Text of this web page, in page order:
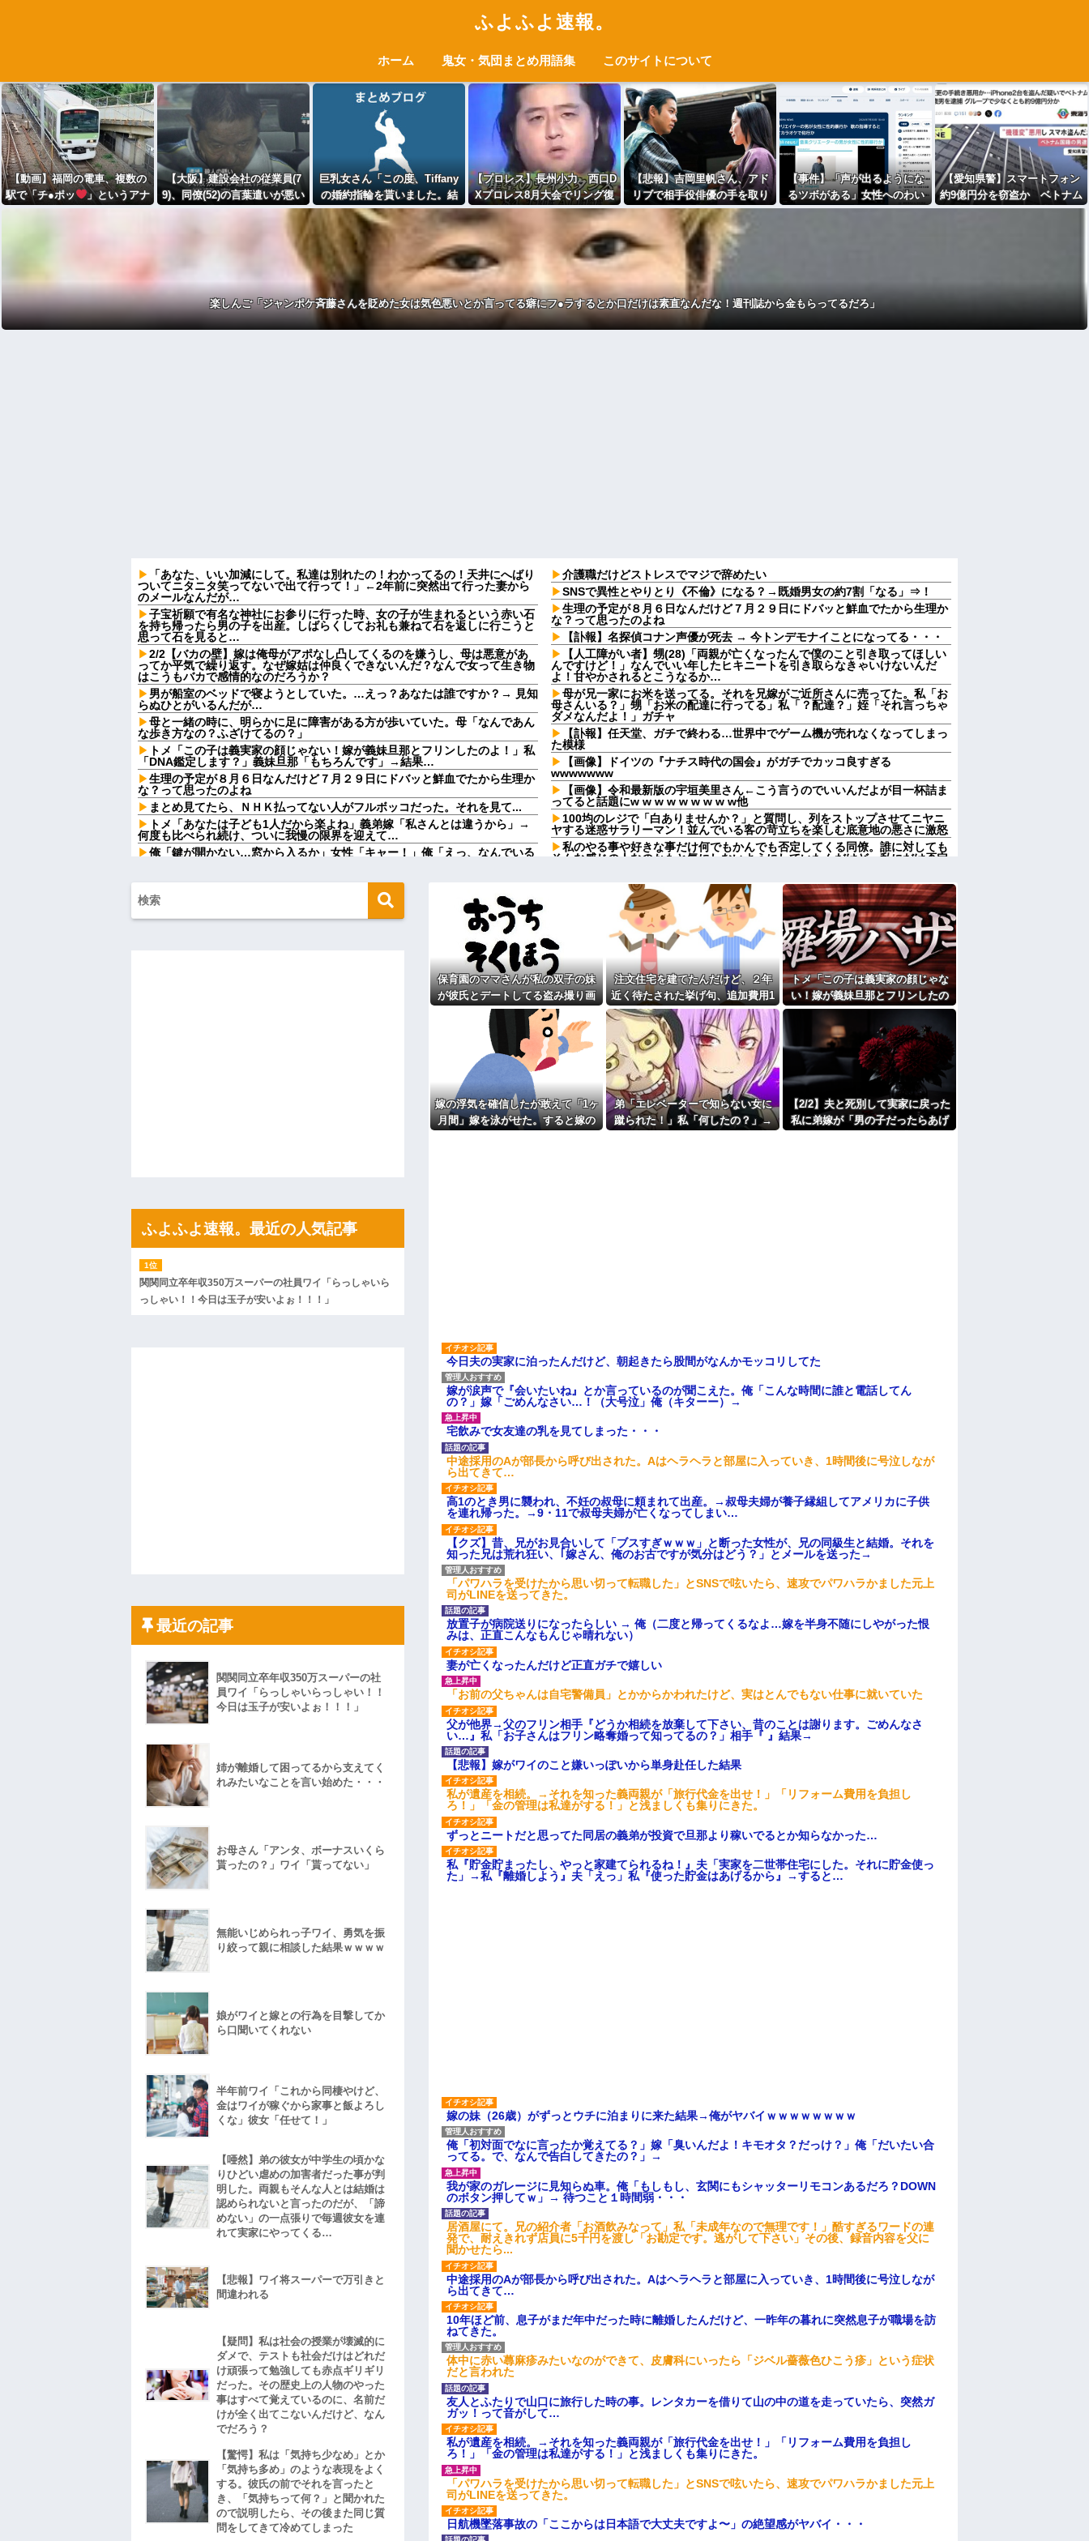
ふよふよ速報。
ホーム 鬼女・気団まとめ用語集 このサイトについて
【動画】福岡の電車、複数の
駅で「チ●ポッ
」というアナ
ウンスが流れ大騒ぎwwwwww
【大阪】建設会社の従業員(7
9)、同僚(52)の言葉遣いが悪い
という理由でクビに刃物を刺
巨乳女さん「この度、Tiffany
の婚約指輪を貰いました。結
婚しました。弱男息して
る？？」
【プロレス】長州小力 西口D
Xプロレス8月大会でリング復
帰 対戦相手はクロちゃん
道交法違反の疑いも不起訴に
【悲報】吉岡里帆さん、アド
リブで相手役俳優の手を取り
お胸に押し当てる（※画像あ
り）
【事件】「声が出るようにな
るツボがある」女性へのわい
せつな行為で音楽クリエイタ
【愛知県警】スマートフォン
約9億円分を窃盗か ベトナム
国籍の男を逮捕
楽しんご「ジャンポケ斉藤さんを貶めた女は気色悪いとか言ってる癖にフ●ラするとか口だけは素直なんだな！週刊誌から金もらってるだろ」
「あなた、いい加減にして。私達は別れたの！わかってるの！天井にへばり
ついてニタニタ笑ってないで出て行って！」←2年前に突然出て行った妻から
のメールなんだが…
子宝祈願で有名な神社にお参りに行った時、女の子が生まれるという赤い石
を持ち帰ったら男の子を出産。しばらくしてお礼も兼ねて石を返しに行こうと
思って石を見ると…
2/2【バカの壁】嫁は俺母がアポなし凸してくるのを嫌うし、母は悪意があ
ってか平気で繰り返す。なぜ嫁姑は仲良くできないんだ？なんで女って生き物
はこうもバカで感情的なのだろうか？
男が船室のベッドで寝ようとしていた。…えっ？あなたは誰ですか？→ 見知
らぬひとがいるんだが…
母と一緒の時に、明らかに足に障害がある方が歩いていた。母「なんであん
な歩き方なの？ふざけてるの？」
トメ「この子は義実家の顔じゃない！嫁が義妹旦那とフリンしたのよ！」私
「DNA鑑定します？」義妹旦那「もちろんです」→結果…
生理の予定が８月６日なんだけど７月２９日にドバッと鮮血でたから生理か
な？って思ったのよね
まとめ見てたら、ＮＨＫ払ってない人がフルボッコだった。それを見て...
トメ「あなたは子ども1人だから楽よね」義弟嫁「私さんとは違うから」→
何度も比べられ続け、ついに我慢の限界を迎えて…
俺「鍵が開かない…窓から入るか」女性「キャー！」俺「えっ、なんでいる
従妹が現行犯逮捕された。従妹はYouTubeの企画をマネをして「別れさせご
っこ」をしており...
姉「下着に違和感がある！イタズラしたでしょ！？」俺「してないよ」←姉
が寝ている間にイタズラしたと勘違いされているのだが・・・
【画像】お前らこの超美人容疑者が、整形か否か判定して！！→画像がこち
【画像】俺たちの姫、佳子さまのお気に入りのドレスがこちらです←コレは
【画像】チー牛が好きなコンテンツ一覧wwwwwwwwwww
三児のパパ『父さんな、動画編集で食っていこうと思うんだ』→結果
【画像】令和最新版の宇垣美里さん←こう言うのでいいんだよが目一杯詰ま
【人工障がい者】 甥(28)「両親が亡くなったんで僕のこと引き取ってほしい
んですけど！」なんでいい年したヒキニートを引き取らなきゃいけないんだ...
ハードオフに売っていた4万4000円のフィギュアがヤバすぎるｗｗｗｗｗｗ
私「ちょっと、人の家の金庫触らないでよ！」キチママ『そこに金庫があっ
たから、開けてみようとしただけ☆』義兄「泥は出てけ！二度と来るな！」結
【ネット騒然】惨殺されたタワマン頂き女子のこの動画、すげえええええｗ
【愕然】白のクラウン俺氏、高速道路左車線を制限速度で走った結果
wwwwwwwwwwww
百年の恋12-899 食べた量を張り合ってくる
【悲報】佐藤輝明・・・２軍でも盛大にやらかす←あまり悲しませないでく
介護職だけどストレスでマジで辞めたい
SNSで異性とやりとり《不倫》になる？→既婚男女の約7割「なる」⇒！
生理の予定が８月６日なんだけど７月２９日にドバッと鮮血でたから生理か
な？って思ったのよね
【訃報】名探偵コナン声優が死去 → 今トンデモナイことになってる・・・
【人工障がい者】甥(28)「両親が亡くなったんで僕のこと引き取ってほしい
んですけど！」なんでいい年したヒキニートを引き取らなきゃいけないんだ
よ！甘やかされるとこうなるか…
母が兄一家にお米を送ってる。それを兄嫁がご近所さんに売ってた。私「お
母さんいる？」甥「お米の配達に行ってる」私「？配達？」姪「それ言っちゃ
ダメなんだよ！」ガチャ
【訃報】任天堂、ガチで終わる…世界中でゲーム機が売れなくなってしまっ
た模様
【画像】ドイツの『ナチス時代の国会』がガチでカッコ良すぎる
wwwwwww
【画像】令和最新版の宇垣美里さん←こう言うのでいいんだよが目一杯詰ま
ってると話題にw w w w w w w w w他
100均のレジで「白ありませんか？」と質問し、列をストップさせてニヤニ
ヤする迷惑サラリーマン！並んでいる客の苛立ちを楽しむ底意地の悪さに激怒
私のやる事や好きな事だけ何でもかんでも否定してくる同僚。誰に対しても
そんな感じの人なのかもと気にしないようにしていたんだけど、私にだけ否定
息子嫁の歓迎もかねて奮発して特上寿司を注文→私達のお寿司と、息子嫁の
お寿司の箱の中身が明らかに違う。息子「嫁いびりか！ふざけるな！」私（確
かに特上4人前頼んだのに何故？）
100均のレジで「白ありませんか？」と質問し、列をストップさせてニヤニ
ヤする迷惑サラリーマン！並んでいる客の苛立ちを楽しむ底意地の悪さに激怒
飲酒強要・スーパーで盗み・反社自慢の毒叔母一家。法事でも虚偽の金銭要
求と暴力で脅されトラウマに…祖母の死をきっかけに恐怖の親戚と「永久絶
縁」を決意←自分の身の安全を最優先にして大正解
ジャンポケ斉藤「同意があったんです。本当です。信じて下さい」 ←何で
この主張が通らないの？
盆正月に夫の実家に長時間滞在しなきゃいけないのが苦痛。私「貴方は私の
実家を早々に退散する。私もそうしていいはず」夫「それは男だから許される
こと。女は許されない」
同窓会で実験、「俺が青年実業家だったら女の子はどういう反応をするか」
【切実】夫に無理と言われた私の7年の無視生活、その理由がコレｗｗｗ
44歳無職です。精神科に通院中で生活保護を受けてます。妻に酷いことばか
りしたので離婚されそうです。「働くから」「心を入れ替えるから」と言って
も信じてもらえません。助けて
保育園のママさんが私の双子の妹
が彼氏とデートしてる盗み撮り画
像を見せて「あとはわかるよね？
とりあえず5万を家に持ってきて」
と脅してきた
注文住宅を建てたんだけど、２年
近く待たされた挙げ句、追加費用1
400万請求された。流石におかしい
よね？
トメ「この子は義実家の顔じゃな
い！嫁が義妹旦那とフリンしたの
よ！」私「DNA鑑定します？」義
妹旦那「もちろんです」→結果…
嫁の浮気を確信したが敢えて「1ヶ
月間」嫁を泳がせた。すると嫁の
弟「エレベーターで知らない女に
蹴られた！」私「何したの？」→
【2/2】夫と死別して実家に戻った
私に弟嫁が「男の子だったらあげ
今日夫の実家に泊ったんだけど、朝起きたら股間がなんかモッコリしてた
嫁が涙声で『会いたいね』とか言っているのが聞こえた。俺「こんな時間に誰と電話してん
の？」嫁「ごめんなさい…！（大号泣」俺（キターー）→
宅飲みで女友達の乳を見てしまった・・・
中途採用のAが部長から呼び出された。Aはヘラヘラと部屋に入っていき、1時間後に号泣しなが
ら出てきて…
高1のとき男に襲われ、不妊の叔母に頼まれて出産。→叔母夫婦が養子縁組してアメリカに子供
を連れ帰った。→9・11で叔母夫婦が亡くなってしまい…
【クズ】昔、兄がお見合いして「ブスすぎｗｗｗ」と断った女性が、兄の同級生と結婚。それを
知った兄は荒れ狂い、｢嫁さん、俺のお古ですが気分はどう？」とメールを送った→
「パワハラを受けたから思い切って転職した」とSNSで呟いたら、速攻でパワハラかました元上
司がLINEを送ってきた。
放置子が病院送りになったらしい → 俺（二度と帰ってくるなよ…嫁を半身不随にしやがった恨
みは、正直こんなもんじゃ晴れない）
妻が亡くなったんだけど正直ガチで嬉しい
「お前の父ちゃんは自宅警備員」とかからかわれたけど、実はとんでもない仕事に就いていた
父が他界→父のフリン相手『どうか相続を放棄して下さい、昔のことは謝ります。ごめんなさ
い…』私「お子さんはフリン略奪婚って知ってるの？」相手『 』結果→
【悲報】嫁がワイのこと嫌いっぽいから単身赴任した結果
私が遺産を相続。→それを知った義両親が「旅行代金を出せ！」「リフォーム費用を負担し
ろ！」「金の管理は私達がする！」と浅ましくも集りにきた。
ずっとニートだと思ってた同居の義弟が投資で旦那より稼いでるとか知らなかった…
私『貯金貯まったし、やっと家建てられるね！』夫「実家を二世帯住宅にした。それに貯金使っ
た」→私『離婚しよう』夫「えっ」私『使った貯金はあげるから』→すると…
嫁の妹（26歳）がずっとウチに泊まりに来た結果→俺がヤバイｗｗｗｗｗｗｗｗ
俺「初対面でなに言ったか覚えてる？」嫁「臭いんだよ！キモオタ？だっけ？」俺「だいたい合
ってる。で、なんで告白してきたの？」→
我が家のガレージに見知らぬ車。俺「もしもし、玄関にもシャッターリモコンあるだろ？DOWN
のボタン押してｗ」→ 待つこと１時間弱・・・
居酒屋にて。兄の紹介者「お酒飲みなって」私「未成年なので無理です！」酷すぎるワードの連
発で、耐えきれず店員に5千円を渡し「お勘定です。逃がして下さい」その後、録音内容を父に
聞かせたら...
中途採用のAが部長から呼び出された。Aはヘラヘラと部屋に入っていき、1時間後に号泣しなが
ら出てきて…
10年ほど前、息子がまだ年中だった時に離婚したんだけど、一昨年の暮れに突然息子が職場を訪
ねてきた。
体中に赤い蕁麻疹みたいなのができて、皮膚科にいったら「ジベル薔薇色ひこう疹」という症状
だと言われた
友人とふたりで山口に旅行した時の事。レンタカーを借りて山の中の道を走っていたら、突然ガ
ガッ！って音がして…
私が遺産を相続。→それを知った義両親が「旅行代金を出せ！」「リフォーム費用を負担し
ろ！」「金の管理は私達がする！」と浅ましくも集りにきた。
「パワハラを受けたから思い切って転職した」とSNSで呟いたら、速攻でパワハラかました元上
司がLINEを送ってきた。
日航機墜落事故の「ここからは日本語で大丈夫ですよ〜」の絶望感がヤバイ・・・
ふよふよ速報。最近の人気記事
関関同立卒年収350万スーパーの社員ワイ「らっしゃいら
っしゃい！！今日は玉子が安いよぉ！！！」
最近の記事
関関同立卒年収350万スーパーの社
員ワイ「らっしゃいらっしゃい！！
今日は玉子が安いよぉ！！！」
姉が離婚して困ってるから支えてく
れみたいなことを言い始めた・・・
お母さん「アンタ、ボーナスいくら
貰ったの？」ワイ「貰ってない」
無能いじめられっ子ワイ、勇気を振
り絞って親に相談した結果ｗｗｗｗ
娘がワイと嫁との行為を目撃してか
ら口聞いてくれない
半年前ワイ「これから同棲やけど、
金はワイが稼ぐから家事と飯よろし
くな」彼女「任せて！」
【唖然】弟の彼女が中学生の頃かな
りひどい虐めの加害者だった事が判
明した。両親もそんな人とは結婚は
認められないと言ったのだが、「諦
めない」の一点張りで毎週彼女を連
れて実家にやってくる…
【悲報】ワイ将スーパーで万引きと
間違われる
【疑問】私は社会の授業が壊滅的に
ダメで、テストも社会だけはどれだ
け頑張って勉強しても赤点ギリギリ
だった。その歴史上の人物のやった
事はすべて覚えているのに、名前だ
けが全く出てこないんだけど、なん
でだろう？
【驚愕】私は「気持ち少なめ」とか
「気持ち多め」のような表現をよく
する。彼氏の前でそれを言ったと
き、「気持ちって何？」と聞かれた
ので説明したら、その後また同じ質
問をしてきて冷めてしまった